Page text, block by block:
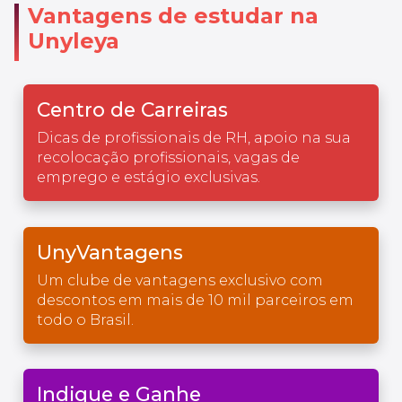
Vantagens de estudar na
Unyleya
Centro de Carreiras
Dicas de profissionais de RH, apoio na sua
recolocação profissionais, vagas de
emprego e estágio exclusivas.
UnyVantagens
Um clube de vantagens exclusivo com
descontos em mais de 10 mil parceiros em
todo o Brasil.
Indique e Ganhe